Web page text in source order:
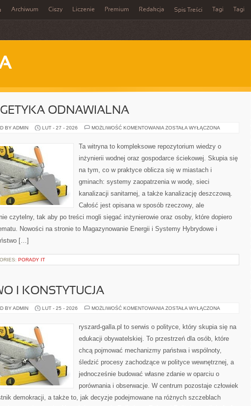
Archiwum Ciszy Liczenie Premium Redakcja Spis Treści Tagi Tagi
ODNAWIALNA
BY ADMIN LUT - 27 - 2026 MOŻLIWOŚĆ KOMENTOWANIA ENERGETYKA
ZOSTAŁA WYŁĄCZONA
Ta witryna to kompleksowe repozytorium wiedzy o
inżynierii wodnej oraz gospodarce ściekowej. Skupia się
na tym, co w praktyce oblicza się w miastach i
gminach: systemy zaopatrzenia w wodę, sieci
kanalizacji sanitarnej, a także kanalizację deszczową.
Całość jest opisana w sposób rzeczowy, ale
czytelny, tak aby po treści mogli sięgać inżynierowie oraz osoby, które dopiero
Nowości na stronie to Magazynowanie Energii i Systemy Hybrydowe i
[…]
PORADY IT
I KONSTYTUCJA
BY ADMIN LUT - 25 - 2026 MOŻLIWOŚĆ KOMENTOWANIA PRAWO
ZOSTAŁA WYŁĄCZONA
ryszard-galla.pl to serwis o polityce, który skupia się na
edukacji obywatelskiej. To przestrzeń dla osób, które
chcą pojmować mechanizmy państwa i wspólnoty,
śledzić procesy zachodzące w polityce wewnętrznej, a
jednocześnie budować własne zdanie w oparciu o
porównania i obserwacje. W centrum pozostaje człowiek
demokracji, a także to, jak decyzje podejmowane na różnych szczeblach